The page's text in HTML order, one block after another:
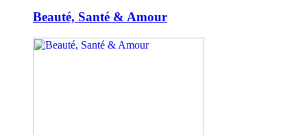
Beauté, Santé & Amour